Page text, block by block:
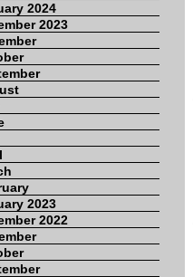
2024
2023
2023
2022